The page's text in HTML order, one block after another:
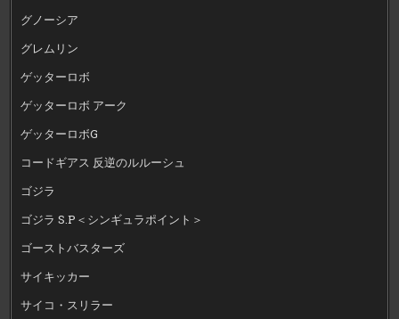
グノーシア
グレムリン
ゲッターロボ
ゲッターロボ アーク
ゲッターロボG
コードギアス 反逆のルルーシュ
ゴジラ
ゴジラ S.P＜シンギュラポイント＞
ゴーストバスターズ
サイキッカー
サイコ・スリラー